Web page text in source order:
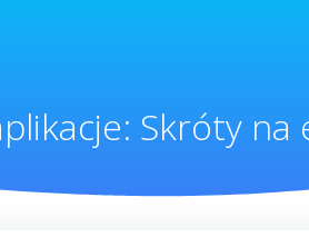
Skróty na